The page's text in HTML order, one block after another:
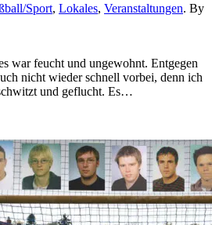
Sport, Lokales, Veranstaltungen. By
war feucht und ungewohnt. Entgegen
nicht wieder schnell vorbei, denn ich
und geflucht. Es…